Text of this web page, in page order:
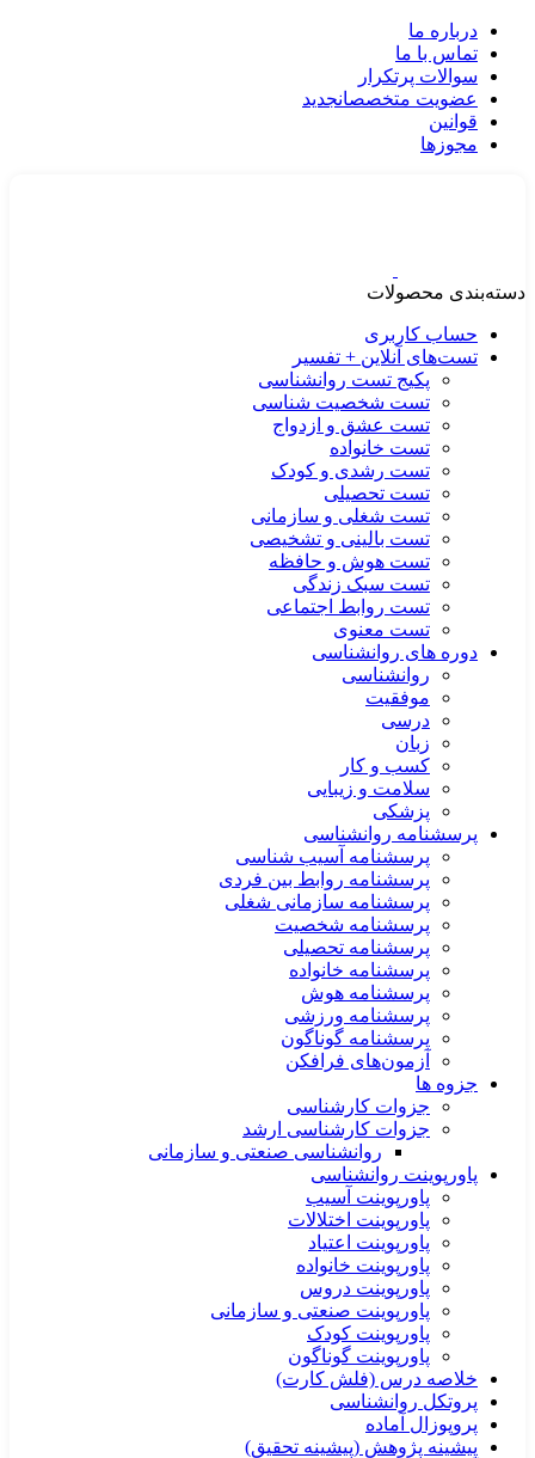
درباره ما
تماس با ما
سوالات پرتکرار
عضویت متخصصانجدید
قوانین
مجوزها
دسته‌بندی محصولات
حساب کاربری
تست‌های آنلاین + تفسیر
پکیج تست روانشناسی
تست شخصیت شناسی
تست عشق و ازدواج
تست خانواده
تست رشدی و کودک
تست تحصیلی
تست شغلی و سازمانی
تست بالینی و تشخیصی
تست هوش و حافظه
تست سبک زندگی
تست روابط اجتماعی
تست معنوی
دوره های روانشناسی
روانشناسی
موفقیت
درسی
زبان
کسب و کار
سلامت و زیبایی
پزشکی
پرسشنامه روانشناسی
پرسشنامه آسیب شناسی
پرسشنامه روابط بین فردی
پرسشنامه سازمانی شغلی
پرسشنامه شخصیت
پرسشنامه تحصیلی
پرسشنامه خانواده
پرسشنامه هوش
پرسشنامه ورزشی
پرسشنامه گوناگون
آزمون‌های فرافکن
جزوه ها
جزوات کارشناسی
جزوات کارشناسی ارشد
روانشناسی صنعتی و سازمانی
پاورپوینت روانشناسی
پاورپوینت آسیب
پاورپوینت اختلالات
پاورپوینت اعتیاد
پاورپوینت خانواده
پاورپوینت دروس
پاورپوینت صنعتی و سازمانی
پاورپوینت کودک
پاورپوینت گوناگون
خلاصه درس (فلش کارت)
پروتکل روانشناسی
پروپوزال آماده
پیشینه پژوهش (پیشینه تحقیق)